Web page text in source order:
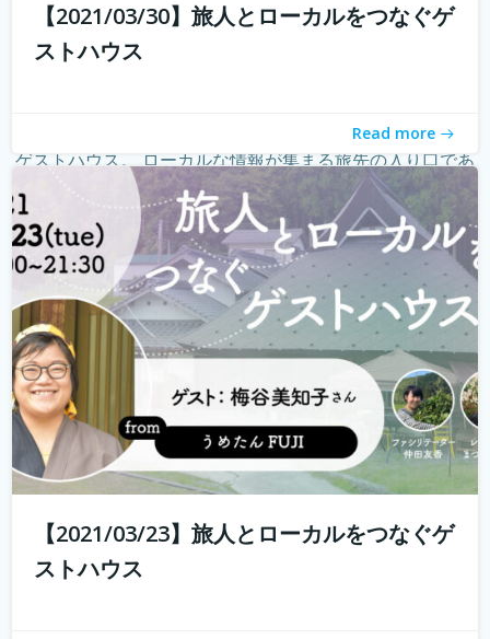
【2021/03/30】旅人とローカルをつなぐゲ
ストハウス
Read more
ゲストハウス。 ローカルな情報が集まる旅先の入り口であ
り、自分とは異なる価値観の人と気軽に出会える交流の
場。 しかし、コロナウィルスの影響で、交流できるゲスト
ハウスに実際に行けることが少なくなり、寂しく感じてい
る旅人もたくさんいらっしゃると...
続きを読む
【2021/03/23】旅人とローカルをつなぐゲ
ストハウス